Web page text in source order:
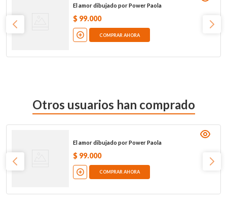
El amor dibujado por Power Paola
$ 99.000
COMPRAR AHORA
Otros usuarios han comprado
El amor dibujado por Power Paola
$ 99.000
COMPRAR AHORA